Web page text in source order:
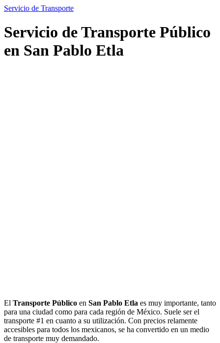
Servicio de Transporte
Servicio de Transporte Público
en San Pablo Etla
El Transporte Público en San Pablo Etla es muy importante, tanto
para una ciudad como para cada región de México. Suele ser el
transporte #1 en cuanto a su utilización. Con precios relamente
accesibles para todos los mexicanos, se ha convertido en un medio
de transporte muy demandado.